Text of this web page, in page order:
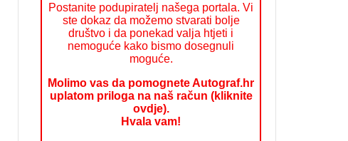
Postanite podupiratelj našega portala. Vi
ste dokaz da možemo stvarati bolje
društvo i da ponekad valja htjeti i
nemoguće kako bismo dosegnuli
moguće.
Molimo vas da pomognete Autograf.hr
uplatom priloga na naš račun (kliknite
ovdje).
Hvala vam!